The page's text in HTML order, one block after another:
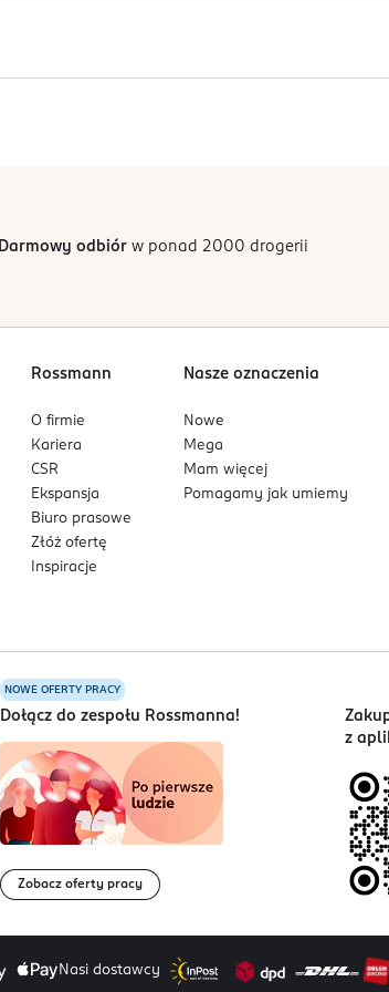
0%
Sortowanie
Darmowy odbiórw ponad 2000 drogerii
Rossmann
O firmie
Kariera
CSR
Ekspansja
Biuro prasowe
Złóż ofertę
Inspiracje
Nasze oznaczenia
Nowe
Mega
Mam więcej
Pomagamy jak umiemy
NOWE OFERTY PRACY
Dołącz do zespołu Rossmanna!
Zobacz oferty pracy
z
Nasi dostawcy